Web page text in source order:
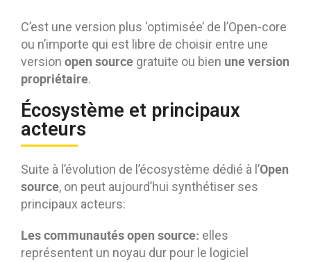
C’est une version plus ‘optimisée’ de l’Open-core
ou n’importe qui est libre de choisir entre une
version open source gratuite ou bien une version
propriétaire.
Écosystème et principaux
acteurs
Suite à l’évolution de l’écosystème dédié à l’Open
source, on peut aujourd’hui synthétiser ses
principaux acteurs:
Les communautés open source: elles
représentent un noyau dur pour le logiciel